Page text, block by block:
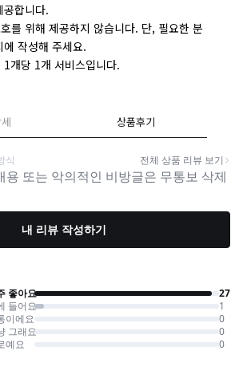
공합니다.
를 위해 제공하지 않습니다. 단, 필요한 분
작성해 주세요.
개당 1개 서비스입니다.
상품후기